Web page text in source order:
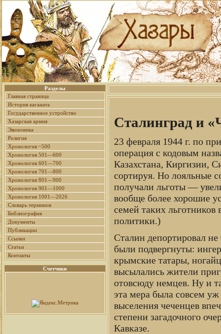
Разделы
Главная страница
История каганата
Государственное устройство
Хазарская армия
Экономика
Религия
Хронология ~500
Хронология 501—600
Хронология 601—700
Хронология 701—800
Хронология 801—900
Хронология 901—1000
Хронология 1001—2026
Словарь терминов
Библиография
Документы
Публикации
Ссылки
Статьи
Контакты
Счетчики
Сталинград и
23 февраля 1944 г. по
операция с кодовым
Казахстана, Киргизии,
сортируя. Но лояльные
получали льготы —
вообще более хорошие
семей таких
политики.)
Сталин депортировал
были подвергнуты:
крымские татары,
высылались жители
отовсюду немцев. Ну и
эта мера была совсем
выселения чеченцев
степени загадочного
Кавказе.